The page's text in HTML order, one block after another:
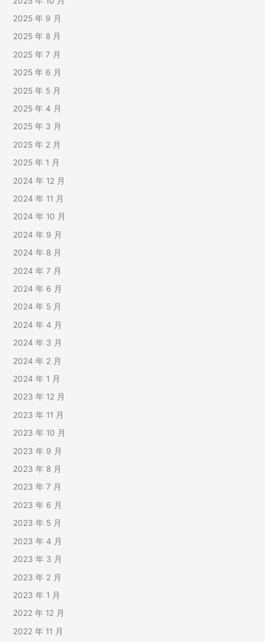
2025 年 9 月
2025 年 8 月
2025 年 7 月
2025 年 6 月
2025 年 5 月
2025 年 4 月
2025 年 3 月
2025 年 2 月
2025 年 1 月
2024 年 12 月
2024 年 11 月
2024 年 10 月
2024 年 9 月
2024 年 8 月
2024 年 7 月
2024 年 6 月
2024 年 5 月
2024 年 4 月
2024 年 3 月
2024 年 2 月
2024 年 1 月
2023 年 12 月
2023 年 11 月
2023 年 10 月
2023 年 9 月
2023 年 8 月
2023 年 7 月
2023 年 6 月
2023 年 5 月
2023 年 4 月
2023 年 3 月
2023 年 2 月
2023 年 1 月
2022 年 12 月
2022 年 11 月